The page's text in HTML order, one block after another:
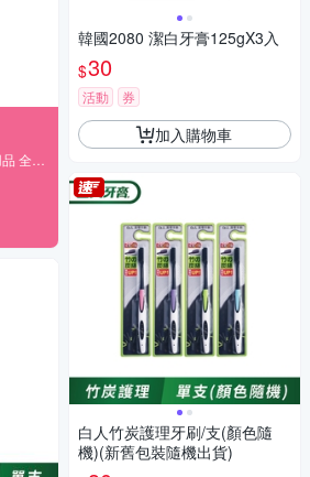
韓國2080 潔白牙膏125gX3入
$30
活動 券
加入購物車
白人竹炭護理牙刷/支(顏色隨
機)(新舊包裝隨機出貨)